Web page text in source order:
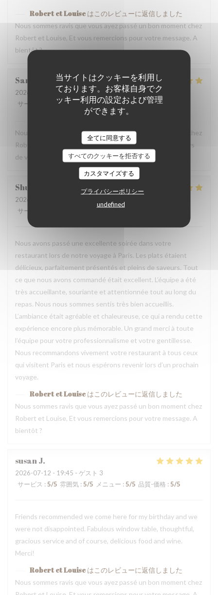
当サイトはクッキーを利用し
ております。お客様自身でク
ッキー利用の設定および管理
ができます。
全てに同意する
すべてのクッキーを拒否する
カスタマイズする
プライバシーポリシー
undefined
Robert et Louise はこのレビューに返信しました
Nous sommes ravis que vous ayez passé un bon moment chez
Robert et Louise, Et vous remercions pour votre message. A
bientôt ?
Sam
2026-07-17
- 17:45 - ゲスト 2
サービス
雰囲気 : 5/5 メニュー: 5 /5 品質-価格
Nous sommes ravis que vous ayez passé un bon moment chez
Robert et Louise, que nous serons heureux de rééditer lors
de votre prochain passage.
Shunkuei
2026-07-16
サービス
Nous avons passé une excellente soirée dans votre
restaurant lors de notre voyage à Paris. Les plats étaient
délicieux, parfaitement présentés et pleins de saveurs. Tout
ce que nous avons commandé était excellent. L’équipe a été
très accueillante, souriante et attentionnée tout au long du
repas. Nous nous sommes sentis très bien accueillis.
L’ambiance était agréable et chaleureuse, ce qui a rendu cette
expérience encore plus mémorable. Un grand merci à toute
l’équipe pour votre professionnalisme et votre gentillesse.
Nous recommandons vivement votre restaurant à tous ceux
qui visitent Paris et nous espérons revenir lors d’un prochain
voyage.
Robert et Louise はこのレビューに返信しました
Nous sommes ravis que vous ayez passé un bon moment chez
Robert et Louise, Et vous remercions pour votre message. A
bientôt ?
susanJ
2026-07-12 - 19:45 - ゲスト 3
サービス : 5/5 雰囲気 : 5/5 メニュー : 5/5 品質-価格 : 5/5
Friends recommended we come here for my birthday and we
were not disappointed. Fabulous window table, thoughtful,
gracious service and of course, delicious food and wine.
Merci!
Robert et Louise はこのレビューに返信しました
Nous sommes ravis que vous ayez passé un bon moment chez